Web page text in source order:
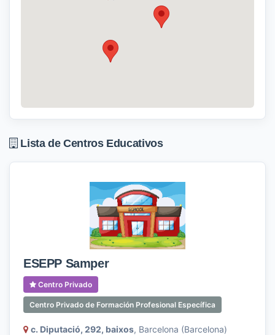
Lista de Centros Educativos
ESEPP Samper
Centro Privado
Centro Privado de Formación Profesional Específica
c. Diputació, 292, baixos, Barcelona (Barcelona)